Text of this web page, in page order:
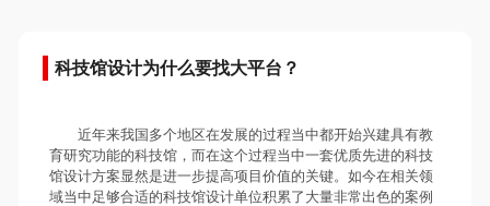
科技馆设计为什么要找大平台？
近年来我国多个地区在发展的过程当中都开始兴建具有教
育研究功能的科技馆，而在这个过程当中一套优质先进的科技
馆设计方案显然是进一步提高项目价值的关键。如今在相关领
域当中足够合适的科技馆设计单位积累了大量非常出色的案例